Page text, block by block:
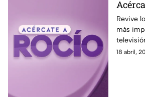
Revive
más
Rocío
18 abril,